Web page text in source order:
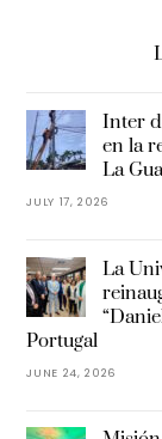
Inter
en la
La
JULY 17, 2026
La
Portugal
JUNE 24, 2026